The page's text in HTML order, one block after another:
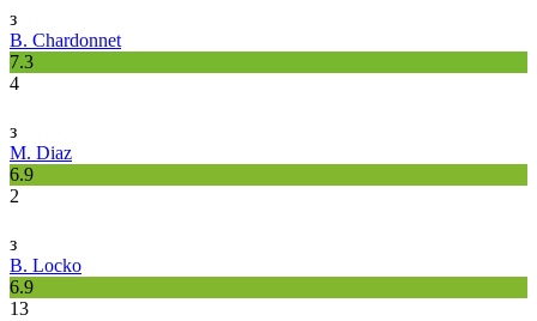
з
B. Chardonnet
7.3
4
з
M. Diaz
6.9
2
з
B. Locko
6.9
13